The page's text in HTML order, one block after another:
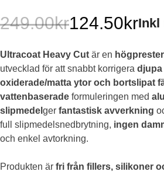
249.00kr
Det
ursprungliga
priset
var:
249.00kr.
124.50kr
Det
nuvarande
priset
är:
124.50kr.
Inkl
Ultracoat Heavy Cut är en
utvecklad för att snabbt korrigera djupa
oxiderade/matta ytor och bortslipat
vattenbaserade formuleringen med
slipmedel ger fantastisk avverkning
full slipmedelsnedbrytning, ingen
och enkel avtorkning.
Produkten är fri från fillers, silikoner